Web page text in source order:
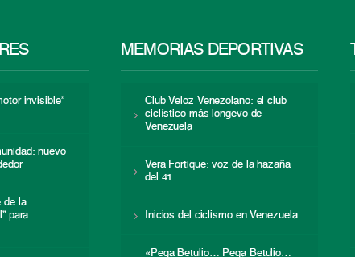
invisible”
nuevo
de la
para
MEMORIAS DEPORTIVAS
Club Veloz Venezolano: el club
ciclístico más longevo de
Venezuela
Vera Fortique: voz de la hazaña
del 41
Inicios del ciclismo en Venezuela
«Pega Betulio… Pega Betulio…